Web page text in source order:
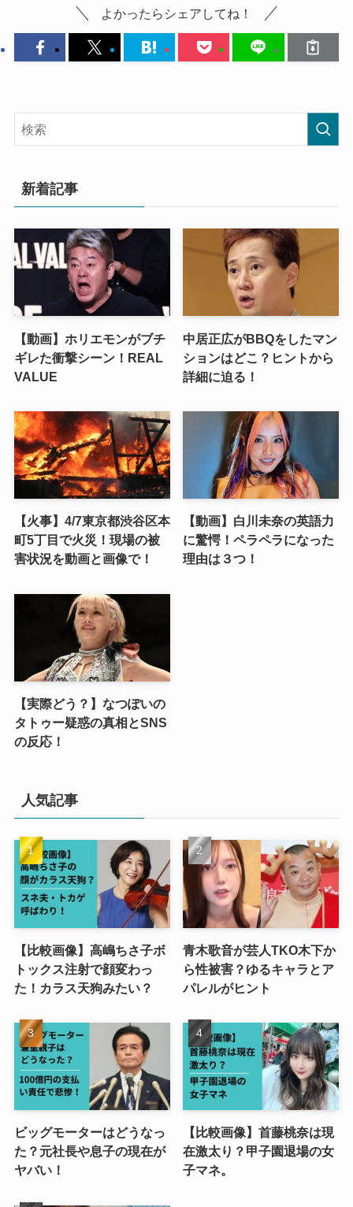
よかったらシェアしてね！
新着記事
【動画】ホリエモンがブチ
ギレた衝撃シーン！REAL
VALUE
中居正広がBBQをしたマン
ションはどこ？ヒントから
詳細に迫る！
【火事】4/7東京都渋谷区本
町5丁目で火災！現場の被
害状況を動画と画像で！
【動画】白川未奈の英語力
に驚愕！ペラペラになった
理由は３つ！
【実際どう？】なつぽいの
タトゥー疑惑の真相とSNS
の反応！
人気記事
【比較画像】高嶋ちさ子ボ
トックス注射で顔変わっ
た！カラス天狗みたい？
青木歌音が芸人TKO木下か
ら性被害？ゆるキャラとア
パレルがヒント
ビッグモーターはどうなっ
た？元社長や息子の現在が
ヤバい！
【比較画像】首藤桃奈は現
在激太り？甲子園退場の女
子マネ。